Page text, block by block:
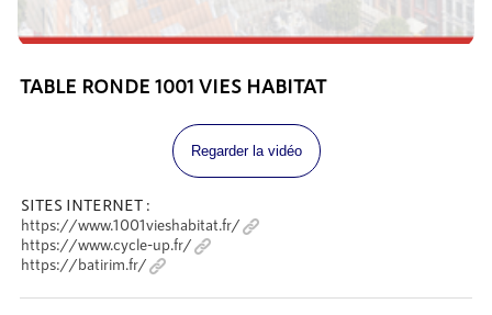
TABLE RONDE 1001 VIES HABITAT
Regarder la vidéo
SITES INTERNET :
https://www.1001vieshabitat.fr/
https://www.cycle-up.fr/
https://batirim.fr/